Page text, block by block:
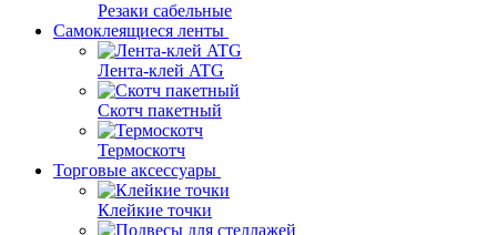
Резаки сабельные
Самоклеящиеся ленты
Лента-клей ATG
Скотч пакетный
Термоскотч
Торговые аксессуары
Клейкие точки